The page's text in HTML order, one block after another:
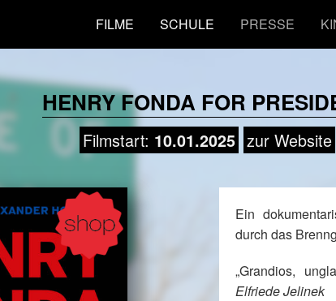
FILME SCHULE PRESSE
HENRY FONDA FOR
Filmstart: 10.01.2025 zur Website
Ein
durch das
„Grandios,
Elfriede Jelinek